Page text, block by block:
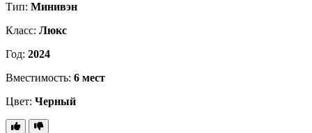
Тип: Минивэн
Класс: Люкс
Год: 2024
Вместимость: 6 мест
Цвет: Черный